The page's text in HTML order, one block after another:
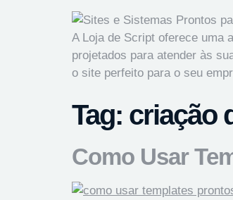
A Loja de Script oferece uma
projetados para atender às
o site perfeito para o seu
Tag: criação
Como Usar